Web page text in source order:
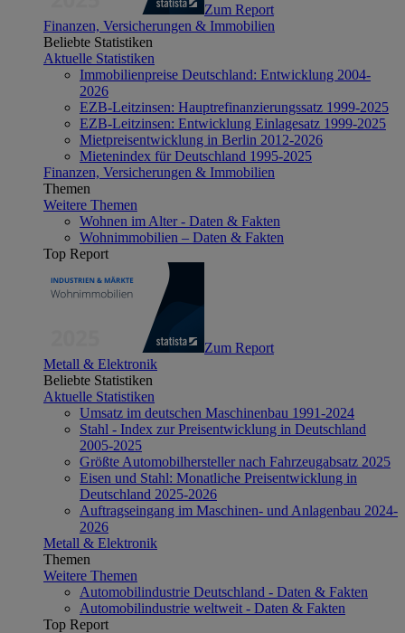
Zum Report
Finanzen, Versicherungen & Immobilien
Beliebte Statistiken
Aktuelle Statistiken
Immobilienpreise Deutschland: Entwicklung 2004-
2026
EZB-Leitzinsen: Hauptrefinanzierungssatz 1999-2025
EZB-Leitzinsen: Entwicklung Einlagesatz 1999-2025
Mietpreisentwicklung in Berlin 2012-2026
Mietenindex für Deutschland 1995-2025
Finanzen, Versicherungen & Immobilien
Themen
Weitere Themen
Wohnen im Alter - Daten & Fakten
Wohnimmobilien – Daten & Fakten
Top Report
Zum Report
Metall & Elektronik
Beliebte Statistiken
Aktuelle Statistiken
Umsatz im deutschen Maschinenbau 1991-2024
Stahl - Index zur Preisentwicklung in Deutschland
2005-2025
Größte Automobilhersteller nach Fahrzeugabsatz 2025
Eisen und Stahl: Monatliche Preisentwicklung in
Deutschland 2025-2026
Auftragseingang im Maschinen- und Anlagenbau 2024-
2026
Metall & Elektronik
Themen
Weitere Themen
Automobilindustrie Deutschland - Daten & Fakten
Automobilindustrie weltweit - Daten & Fakten
Top Report